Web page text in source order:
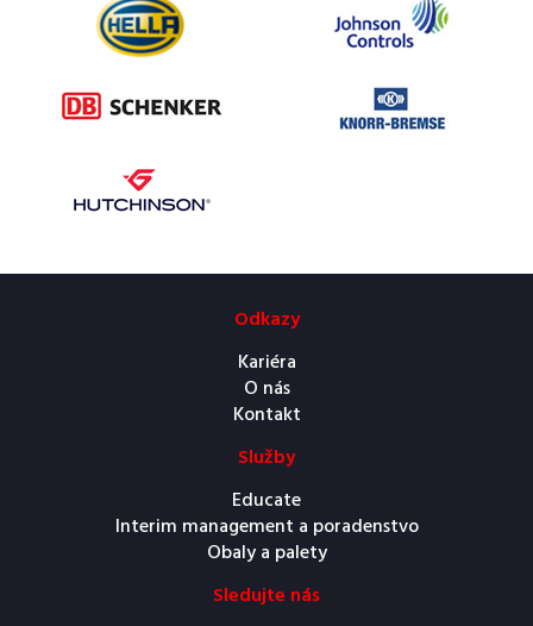
Odkazy
Kariéra
O nás
Kontakt
Služby
Educate
Interim management a poradenstvo
Obaly a palety
Sledujte nás